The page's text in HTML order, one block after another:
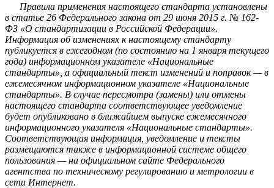
Правила применения настоящего стандарта установлены
в статье 26 Федерального закона от 29 июня 2015 г. № 162-
ФЗ «О стандартизации в Российской Федерации».
Информация об из­менениях к настоящему стандарту
публикуется в ежегодном (по состоянию на 1 января текущего
года) информационном указателе «Национальные
стандарты», а официальный текст изменений и поправок — в
ежемесячном информационном указателе «Национальные
стандарты». В случае пересмотра (замены) или отмены
настоящего стандарта соответствующее уведомление
будет опубликовано в ближайшем выпуске ежемесячного
информационного указателя «Национальные стандарты».
Соответствующая информация, уведомление и тексты
размещаются также в ин­формационной системе общего
пользования — на официальном сайте Федерального
агентства по техническому регулированию и метрологии в
сети Интернет.